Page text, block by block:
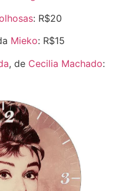
: R$20
Mieko: R$15
, de Cecilia Machado: